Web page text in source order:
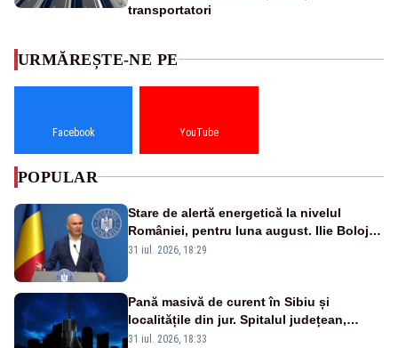
transportatori
URMĂREȘTE-NE PE
Facebook YouTube
POPULAR
Stare de alertă energetică la nivelul
României, pentru luna august. Ilie Bolojan
a anunțat importuri și posibile restricții –
31 iul. 2026, 18:29
Pană masivă de curent în Sibiu și
localitățile din jur. Spitalul județean,
semafoarele, rețelele de telefonie, grav
31 iul. 2026, 18:33